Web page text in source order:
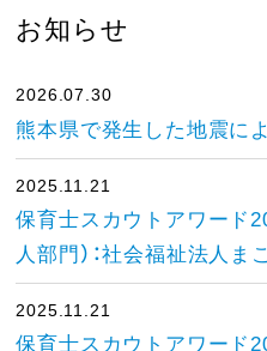
お知らせ
2026.07.30
熊本県で発生した地震に
2025.11.21
保育士スカウトアワード
人部門）：社会福祉法人
2025.11.21
保育士スカウトアワード